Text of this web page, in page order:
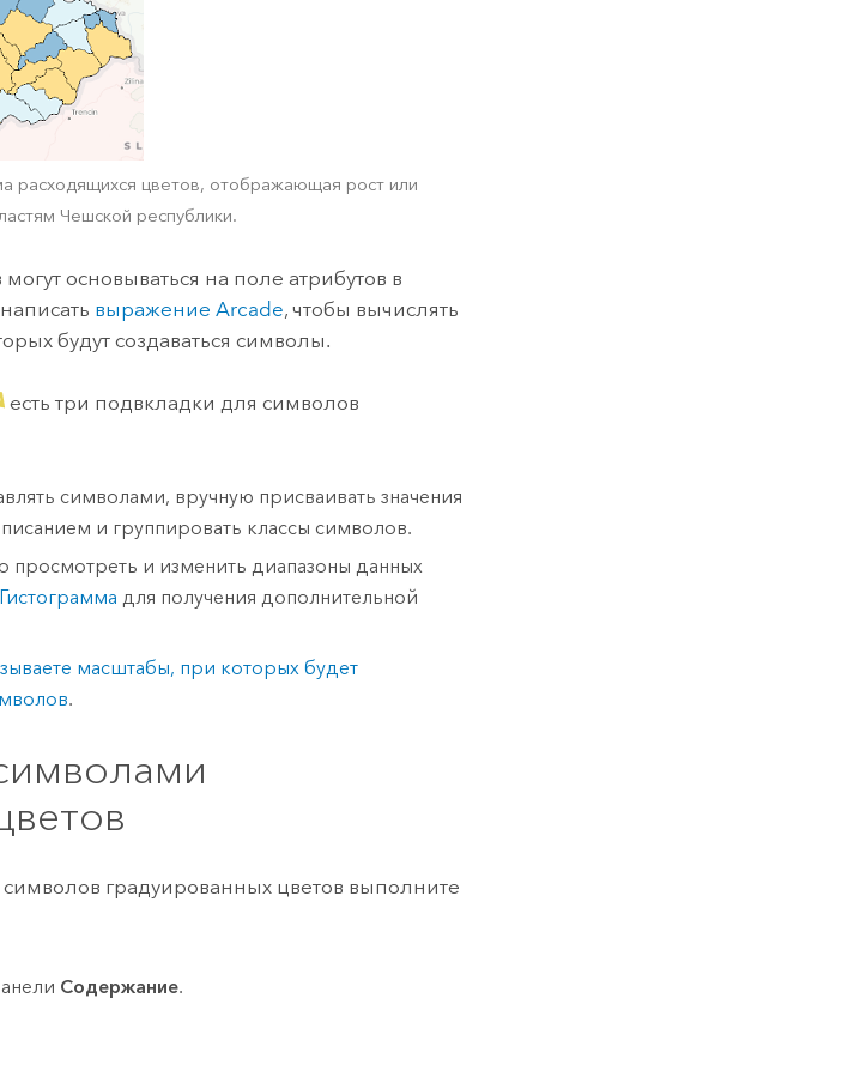
расходящихся цветов, отображающая рост или
Чешской республики.
основываться на поле атрибутов в
выражениеArcade, чтобы вычислять
будут создаваться символы.
есть три подвкладки для символов
символами, вручную присваивать значения
и группировать классы символов.
просмотреть и изменить диапазоны данных
Гистограмма для получения дополнительной
масштабы, при которых будет
.
градуированных цветов выполните
Содержание.